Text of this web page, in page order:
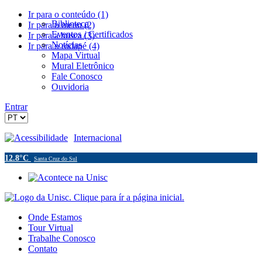
Ir para o conteúdo (1)
Ir para o menu (2)
Ir para a busca (3)
Ir para o rodapé (4)
Biblioteca
Eventos / Certificados
Notícias
Mapa Virtual
Mural Eletrônico
Fale Conosco
Ouvidoria
Entrar
Acessibilidade Internacional
12.8°C Santa Cruz do Sul
Onde Estamos
Tour Virtual
Trabalhe Conosco
Contato